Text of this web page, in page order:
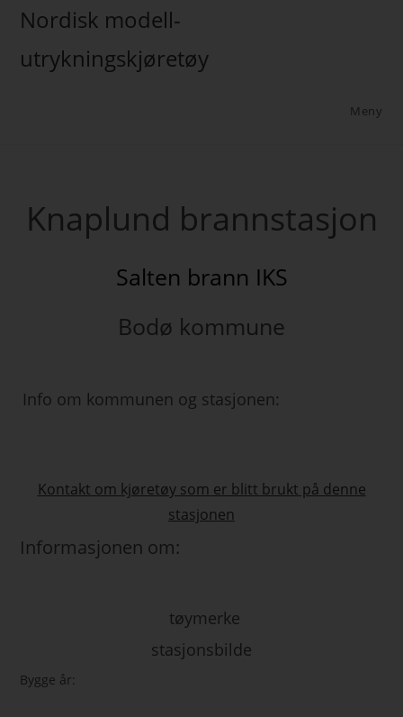
Nordisk modell-
utrykningskjøretøy
Meny
Knaplund brannstasjon
Salten brann IKS
Bodø kommune
Info om kommunen og stasjonen:
Kontakt om kjøretøy som er blitt brukt på denne
stasjonen
Informasjonen om:
tøymerke
stasjonsbilde
Bygge år: